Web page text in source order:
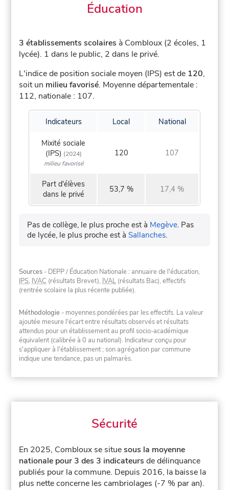
Éducation
3 établissements scolaires à Combloux (2 écoles, 1
lycée). 1 dans le public, 2 dans le privé.
L'indice de position sociale moyen (IPS) est de 120,
soit un milieu favorisé. Moyenne départementale :
112, nationale : 107.
Indicateurs Local National
Mixité sociale
(IPS) (2024)
milieu favorisé
120 107
Part d'élèves
dans le privé
53,7 % 17,4 %
Pas de collège, le plus proche est à Megève. Pas
de lycée, le plus proche est àSallanches.
Sources - DEPP / Éducation Nationale : annuaire de l'éducation,
IPS, IVAC (résultats Brevet), IVAL (résultats Bac), effectifs
(rentrée scolaire la plus récente publiée).
Méthodologie - moyennes pondérées par les effectifs. La valeur
ajoutée mesure l'écart entre résultats observés et résultats
attendus pour un établissement au profil socio-académique
équivalent (calibrée à 0 au national). Indicateur conçu pour
s'appliquer à l'établissement ; son agrégation par commune
indique une tendance, pas un palmarès.
Sécurité
En 2025, Combloux se situesous la moyenne
nationale pour 3 des 3 indicateurs de délinquance
publiés pour la commune. Depuis 2016, la baisse la
plus nette concerne les cambriolages (-7 % par an).